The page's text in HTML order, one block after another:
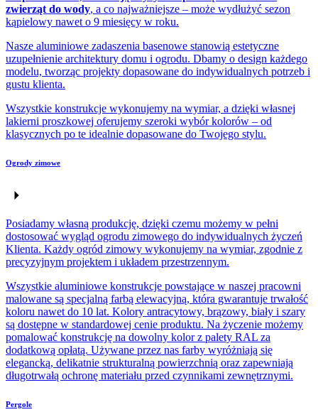
zwierząt do wody, a co najważniejsze – może wydłużyć sezon
kąpielowy nawet o 9 miesięcy w roku.
Nasze aluminiowe zadaszenia basenowe stanowią estetyczne
uzupełnienie architektury domu i ogrodu. Dbamy o design każdego
modelu, tworząc projekty dopasowane do indywidualnych potrzeb i
gustu klienta.
Wszystkie konstrukcje wykonujemy na wymiar, a dzięki własnej
lakierni proszkowej oferujemy szeroki wybór kolorów – od
klasycznych po te idealnie dopasowane do Twojego stylu.
Ogrody zimowe
Posiadamy własną produkcję, dzięki czemu możemy w pełni
dostosować wygląd ogrodu zimowego do indywidualnych życzeń
Klienta. Każdy ogród zimowy wykonujemy na wymiar, zgodnie z
precyzyjnym projektem i układem przestrzennym.
Wszystkie aluminiowe konstrukcje powstające w naszej pracowni
malowane są specjalną farbą elewacyjną, która gwarantuje trwałość
koloru nawet do 10 lat. Kolory antracytowy, brązowy, biały i szary
są dostępne w standardowej cenie produktu. Na życzenie możemy
pomalować konstrukcję na dowolny kolor z palety RAL za
dodatkową opłatą. Używane przez nas farby wyróżniają się
elegancką, delikatnie strukturalną powierzchnią oraz zapewniają
długotrwałą ochronę materiału przed czynnikami zewnętrznymi.
Pergole